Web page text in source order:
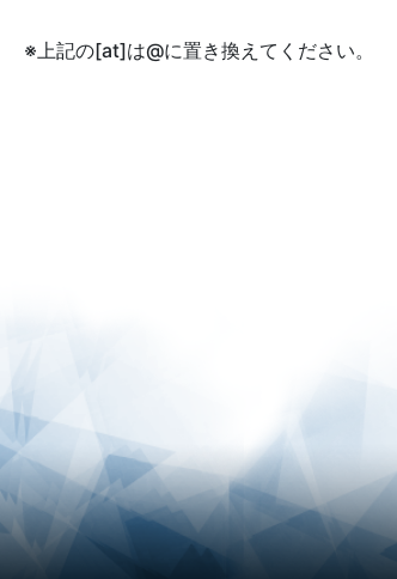
※上記の[at]は@に置き換えてください。